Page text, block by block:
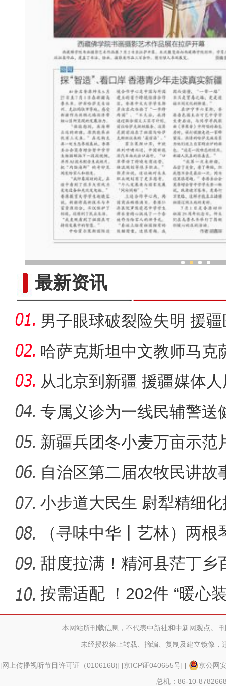
最新资讯
男子眼球破裂险失明 援
光明
哈萨克斯坦中文教师马克
感受真
从北京到新疆 援疆媒体
事”
专属义诊为一线民辅警送
新疆兵团冬小麦万亩示范
公斤
自治区第二届农牧民讲故
州阿克
小步道大民生 尉犁精细
（寻味中华丨艺林）两
灵传古今
甜度拉满！精河县茫丁乡
按需适配 ！202件 “暖心
本网站所刊载信息，不代表中新社和中新网观点。
未经授权禁止转载、摘编、复制及建立镜像，
[网上传播视听节目许可证（0106168)] [京ICP证040655号] [
京公网
总机：86-10-